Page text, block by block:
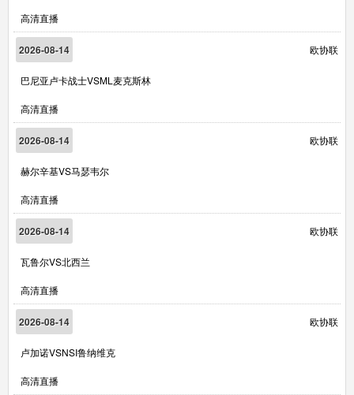
高清直播
2026-08-14 欧协联
巴尼亚卢卡战士VSML麦克斯林
高清直播
2026-08-14 欧协联
赫尔辛基VS马瑟韦尔
高清直播
2026-08-14 欧协联
瓦鲁尔VS北西兰
高清直播
2026-08-14 欧协联
卢加诺VSNSI鲁纳维克
高清直播